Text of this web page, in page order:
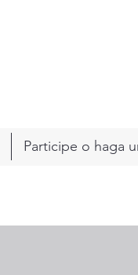
Participe o haga